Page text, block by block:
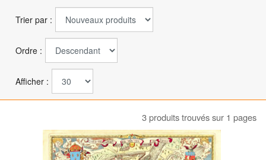
Trier par :
Ordre :
Afficher :
3 produits trouvés sur 1 pages